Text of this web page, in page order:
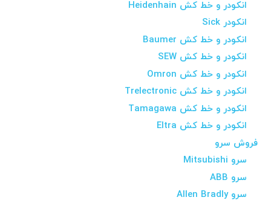
انکودر و خط کش Heidenhain
انکودر Sick
انکودر و خط کش Baumer
انکودر و خط کش SEW
انکودر و خط کش Omron
انکودر و خط کش Trelectronic
انکودر و خط کش Tamagawa
انکودر و خط کش Eltra
فروش سرو
سرو Mitsubishi
سرو ABB
سرو Allen Bradly